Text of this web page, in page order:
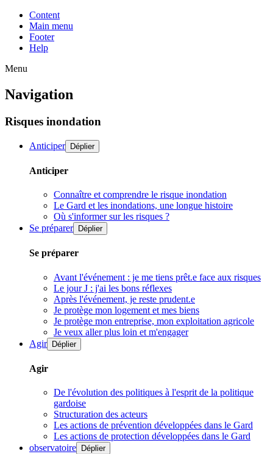
Content
Main menu
Footer
Help
Menu
Navigation
Risques inondation
Anticiper Déplier
Anticiper
Connaître et comprendre le risque inondation
Le Gard et les inondations, une longue histoire
Où s'informer sur les risques ?
Se préparer
Déplier
Se préparer
Avant l'événement : je me tiens prêt.e face aux risques
Le jour J : j'ai les bons réflexes
Après l'événement, je reste prudent.e
Je protège mon logement et mes biens
Je protège mon entreprise, mon exploitation agricole
Je veux aller plus loin et m'engager
Agir Déplier
Agir
De l'évolution des politiques à l'esprit de la politique
gardoise
Structuration des acteurs
Les actions de prévention développées dans le Gard
Les actions de protection développées dans le Gard
observatoire
Déplier